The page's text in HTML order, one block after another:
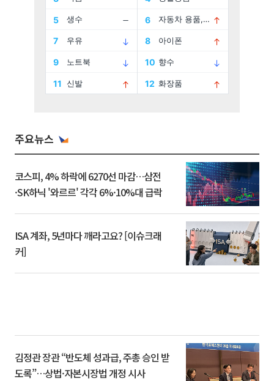
주요뉴스
코스피, 4% 하락에 6270선 마감…삼전
·SK하닉 '와르르' 각각 6%·10%대 급락
ISA 계좌, 5년마다 깨라고요? [이슈크래
커]
김정관 장관 “반도체 성과급, 주총 승인 받
도록”…상법·자본시장법 개정 시사